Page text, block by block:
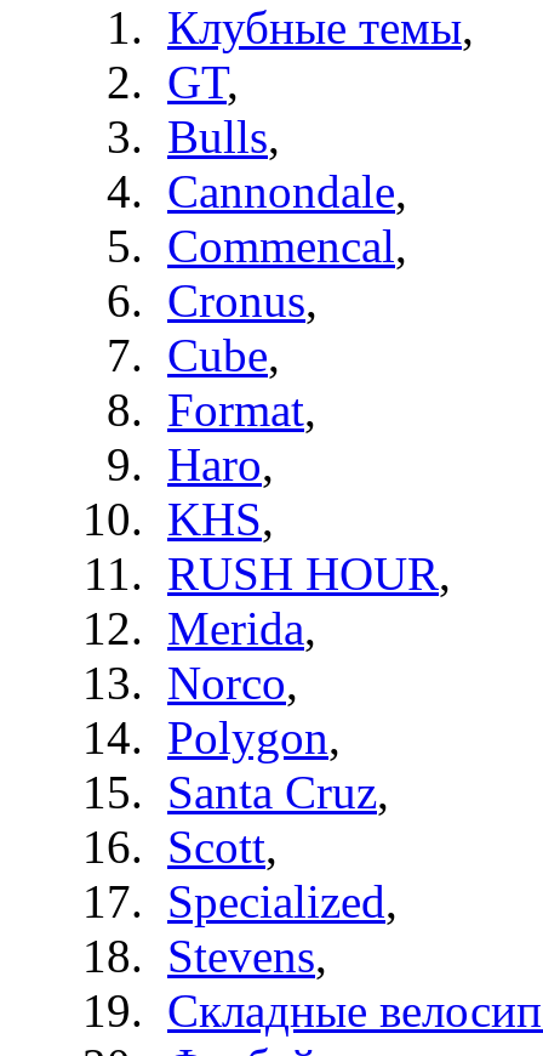
Клубные темы,
GT,
Bulls,
Cannondale,
Commencal,
Cronus,
Cube,
Format,
Haro,
KHS,
RUSH HOUR,
Merida,
Norco,
Polygon,
Santa Cruz,
Scott,
Specialized,
Stevens,
Складные